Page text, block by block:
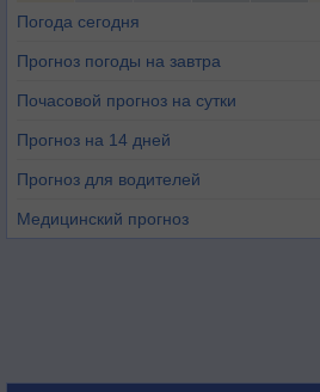
Погода сегодня
Прогноз погоды на завтра
Почасовой прогноз на сутки
Прогноз на 14 дней
Прогноз для водителей
Медицинский прогноз